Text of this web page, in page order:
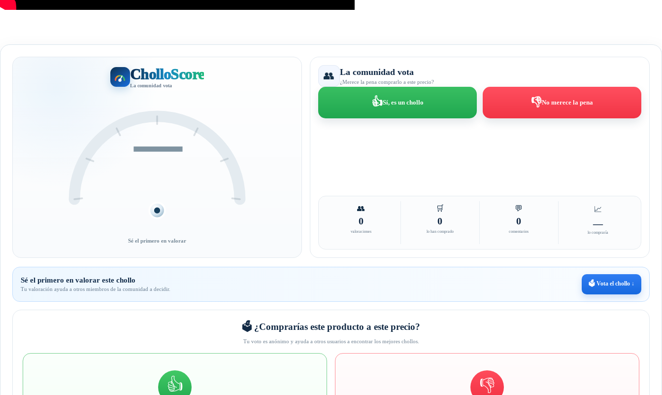
CholloScore
La comunidad vota
—
Sé el primero en valorar
👥 La comunidad vota
¿Merece la pena comprarlo a este precio?
👍Sí, es un chollo 👎No merece la pena
👥
0
valoraciones
🛒
0
lo han comprado
💬
0
comentarios
📈
—
lo compraría
Sé el primero en valorar este chollo
Tu valoración ayuda a otros miembros de la comunidad a decidir.
🗳️ Vota el chollo ↓
🗳️ ¿Comprarías este producto a este precio?
Tu voto es anónimo y ayuda a otros usuarios a encontrar los mejores chollos.
👍 👎